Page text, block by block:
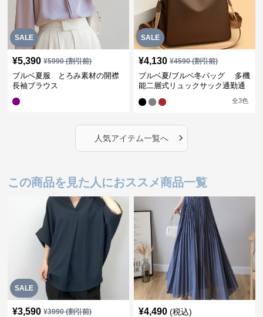
SALE
¥5,390 ¥5990(割引前)
ブルベ夏服 とろみ素材の開襟
長袖ブラウス
SALE
¥4,130 ¥4590(割引前)
ブルベ夏/ブルベ冬バッグ 多機
能二層式リュックサック通勤通
全3色
人気アイテム一覧へ ›
この商品を見た人におススメ商品一覧
SALE
¥3,590 ¥3990(割引前) ¥4,490 (税込)